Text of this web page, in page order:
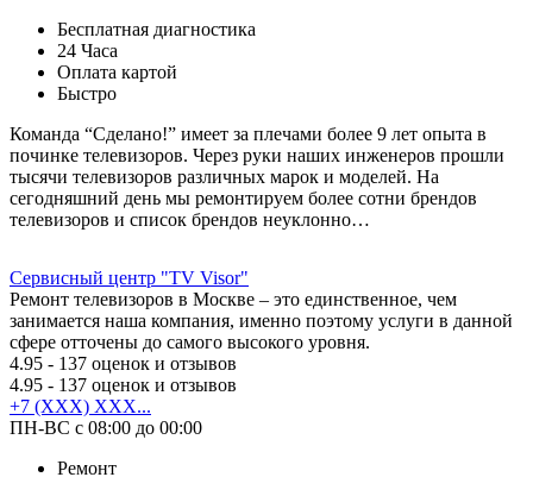
Бесплатная диагностика
24 Часа
Оплата картой
Быстро
Команда “Сделано!” имеет за плечами более 9 лет опыта в
починке телевизоров. Через руки наших инженеров прошли
тысячи телевизоров различных марок и моделей. На
сегодняшний день мы ремонтируем более сотни брендов
телевизоров и список брендов неуклонно…
Сервисный центр "TV Visor"
Ремонт телевизоров в Москве – это единственное, чем
занимается наша компания, именно поэтому услуги в данной
сфере отточены до самого высокого уровня.
4.95 - 137 оценок и отзывов
4.95 - 137 оценок и отзывов
+7 (XXX) XXX...
ПН-ВС с 08:00 до 00:00
Ремонт